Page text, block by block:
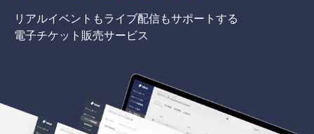
リアルイベントもライブ配信もサポートする
電子チケット販売サービス